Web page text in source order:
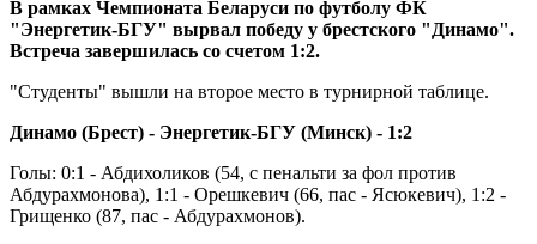
В рамках Чемпионата Беларуси по футболу ФК
"Энергетик-БГУ" вырвал победу у брестского "Динамо".
Встреча завершилась со счетом 1:2.
"Студенты" вышли на второе место в турнирной таблице.
Динамо (Брест) - Энергетик-БГУ (Минск) - 1:2
Голы: 0:1 - Абдихоликов (54, с пенальти за фол против
Абдурахмонова), 1:1 - Орешкевич (66, пас - Ясюкевич), 1:2 -
Грищенко (87, пас - Абдурахмонов).